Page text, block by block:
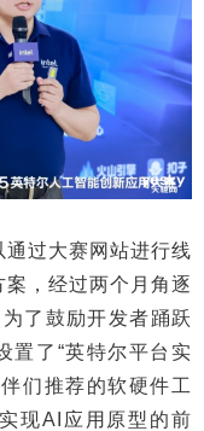
过大赛网站进行线
案，经过两个月角逐
了鼓励开发者踊跃
置了“英特尔平台实
们推荐的软硬件工
现AI应用原型的前